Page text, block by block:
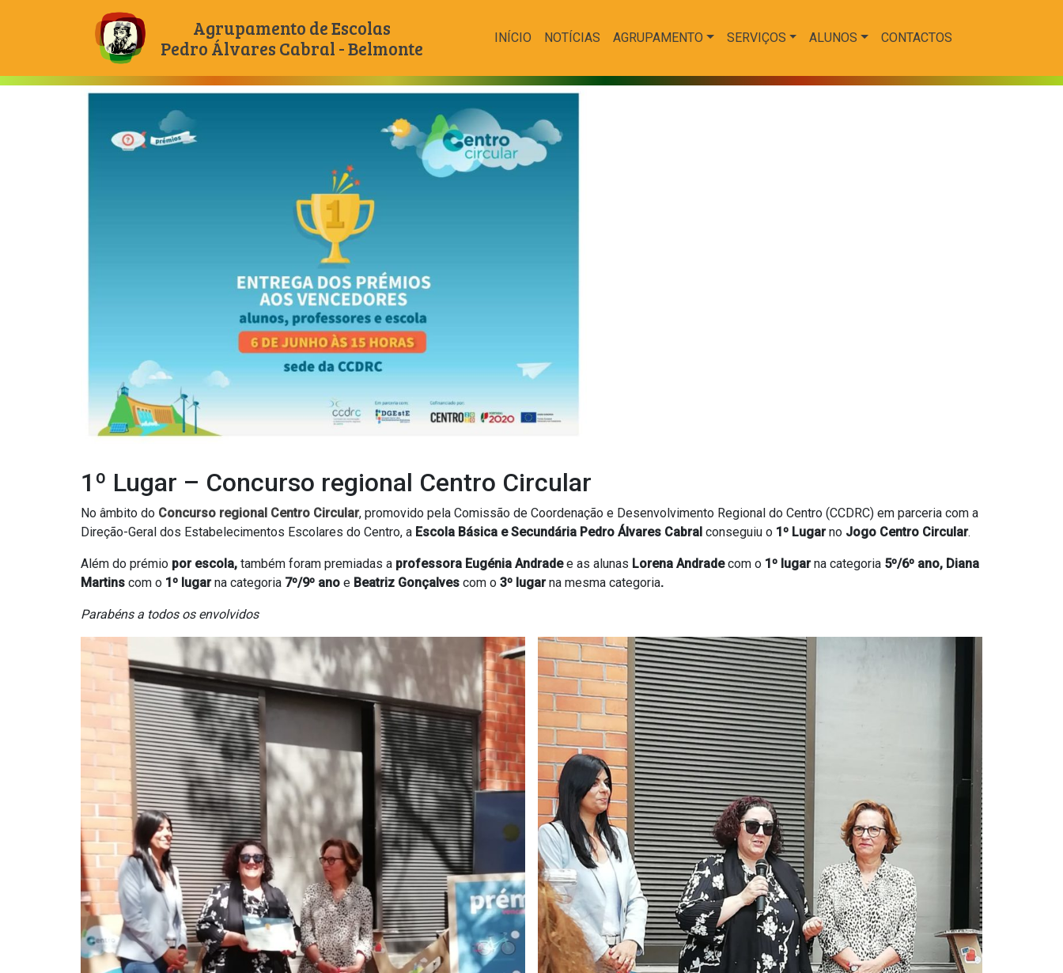
Main Navigation
Agrupamento de Escolas
Pedro Álvares Cabral - Belmonte
INÍCIO NOTÍCIAS AGRUPAMENTO SERVIÇOS ALUNOS CONTACTOS
1º Lugar – Concurso regional Centro Circular
No âmbito do Concurso regional Centro Circular, promovido pela Comissão de Coordenação e Desenvolvimento Regional do Centro (CCDRC) em parceria com a
Direção-Geral dos Estabelecimentos Escolares do Centro, a Escola Básica e Secundária Pedro Álvares Cabral conseguiu o 1º Lugarno Jogo Centro Circular.
Além do prémio por escola, também foram premiadas a professora Eugénia Andradee as alunas Lorena Andradecom o 1º lugarna categoria 5º/6º ano, Diana
Martins com o 1º lugarna categoria 7º/9º ano e Beatriz Gonçalves com o 3º lugarna mesma categoria.
Parabéns a todos os envolvidos